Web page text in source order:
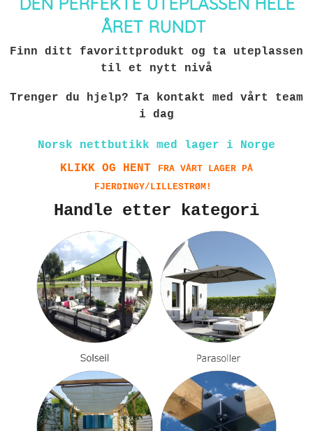
ÅRET RUNDT
Finn ditt favorittprodukt og ta uteplassen
til et nytt nivå
Trenger du hjelp? Ta kontakt med vårt team
i dag
Norsk nettbutikk med lager i Norge
KLIKK OG HENT
FRA VÅRT LAGER PÅ
FJERDINGY/LILLESTRØM!
Handle etter kategori